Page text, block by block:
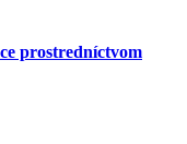
prostredníctvom